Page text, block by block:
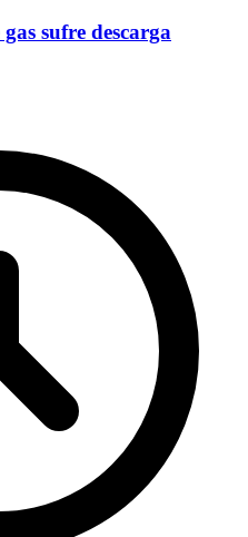
sufre descarga